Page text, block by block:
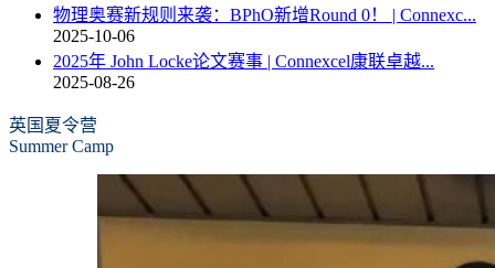
物理奥赛新规则来袭：BPhO新增Round 0！ | Connexc...
2025-10-06
2025年 John Locke论文赛事 | Connexcel康联卓越...
2025-08-26
英国夏令营
Summer Camp